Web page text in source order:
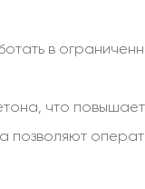
в
что повышает
позволяют